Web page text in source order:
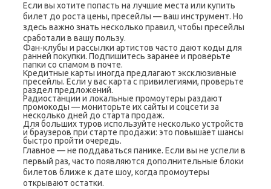
Если вы хотите попасть на лучшие места или купить
билет до роста цены, пресейлы — ваш инструмент. Но
здесь важно знать несколько правил, чтобы пресейлы
сработали в вашу пользу.
Фан-клубы и рассылки артистов часто дают коды для
ранней покупки. Подпишитесь заранее и проверьте
папки со спамом в почте.
Кредитные карты иногда предлагают эксклюзивные
пресейлы. Если у вас карта с привилегиями, проверьте
раздел предложений.
Радиостанции и локальные промоутеры раздают
промокоды — мониторьте их сайты и соцсети за
несколько дней до старта продаж.
Для больших туров используйте несколько устройств
и браузеров при старте продажи: это повышает шансы
быстро пройти очередь.
Главное — не поддаваться панике. Если вы не успели в
первый раз, часто появляются дополнительные блоки
билетов ближе к дате шоу, когда промоутеры
открывают остатки.